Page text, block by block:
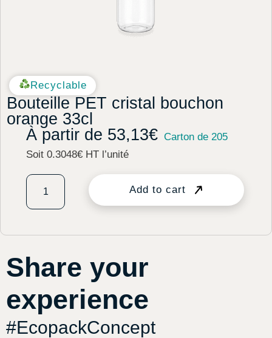
Recyclable
Bouteille PET cristal bouchon
orange 33cl
À partir de 53,13€
Soit 0.3048€ HT l’unité
Carton de 205
Add to cart
Share your
experience
#EcopackConcept